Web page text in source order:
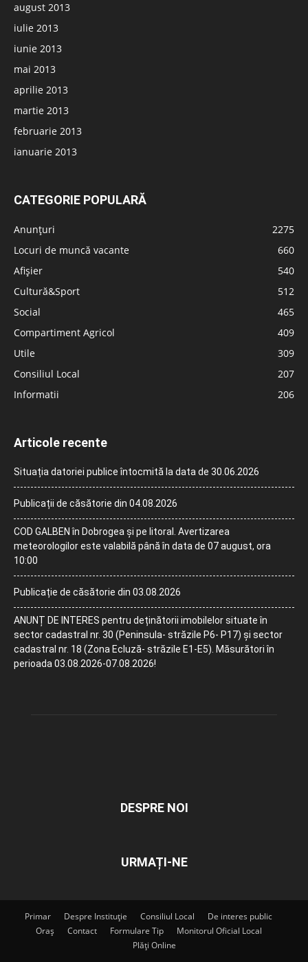
august 2013
iulie 2013
iunie 2013
mai 2013
aprilie 2013
martie 2013
februarie 2013
ianuarie 2013
CATEGORIE POPULARĂ
Anunțuri
2275
Locuri de muncă vacante
660
Afișier
540
Cultură&Sport
512
Social
465
Compartiment Agricol
409
Utile
309
Consiliul Local
207
Informatii
206
Articole recente
Situația datoriei publice întocmită la data de 30.06.2026
Publicații de căsătorie din 04.08.2026
COD GALBEN în Dobrogea și pe litoral. Avertizarea
meteorologilor este valabilă până în data de 07 august, ora
10:00
Publicație de căsătorie din 03.08.2026
ANUNȚ DE INTERES pentru deținătorii imobilelor situate în
sector cadastral nr. 30 (Peninsula- străzile P6- P17) și sector
cadastral nr. 18 (Zona Ecluză- străzile E1-E5). Măsurători în
perioada 03.08.2026-07.08.2026!
DESPRE NOI
URMAȚI-NE
Primar Despre Instituție Consiliul Local
De interes public
Oraș
Contact Formulare Tip
Monitorul Oficial Local
Plăți Online